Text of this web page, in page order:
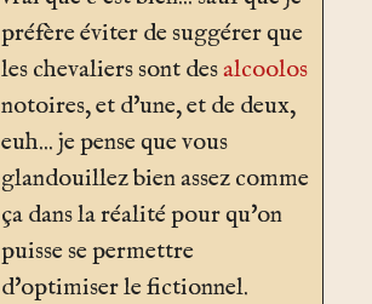
préfère éviter de suggérer que
les chevaliers sont desalcoolos
notoires, et d'une, et de deux,
euh... je pense que vous
glandouillez bien assez comme
ça dans la réalité pour qu'on
puisse se permettre
d'optimiser le fictionnel.